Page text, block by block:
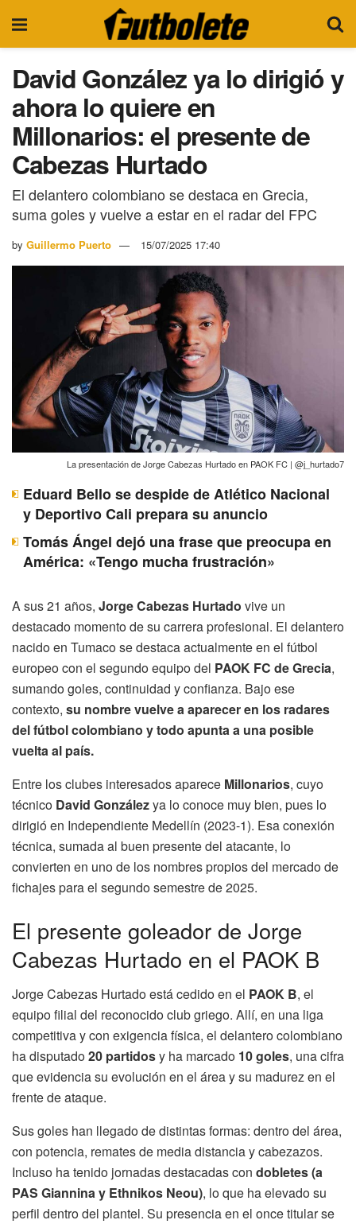
David González ya lo dirigió y
ahora lo quiere en
Millonarios: el presente de
Cabezas Hurtado
El delantero colombiano se destaca en Grecia,
suma goles y vuelve a estar en el radar del FPC
by Guillermo Puerto 15/07/2025 17:40
La presentación de Jorge Cabezas Hurtado en PAOK FC | @j_hurtado7
Eduard Bello se despide de Atlético Nacional
y Deportivo Cali prepara su anuncio
Tomás Ángel dejó una frase que preocupa en
América: «Tengo mucha frustración»
A sus 21 años, Jorge Cabezas Hurtado vive un
destacado momento de su carrera profesional. El delantero
nacido en Tumaco se destaca actualmente en el fútbol
europeo con el segundo equipo del PAOK FC de Grecia,
sumando goles, continuidad y confianza. Bajo ese
contexto, su nombre vuelve a aparecer en los radares
del fútbol colombiano y todo apunta a una posible
vuelta al país.
Entre los clubes interesados aparece Millonarios, cuyo
técnico David Gonzálezya lo conoce muy bien, pues lo
dirigió en Independiente Medellín (2023-1). Esa conexión
técnica, sumada al buen presente del atacante, lo
convierten en uno de los nombres propios del mercado de
fichajes para el segundo semestre de 2025.
El presente goleador de Jorge
Cabezas Hurtado en el PAOK B
Jorge Cabezas Hurtado está cedido en el PAOK B, el
equipo filial del reconocido club griego. Allí, en una liga
competitiva y con exigencia física, el delantero colombiano
ha disputado20 partidosy ha marcado 10 goles, una cifra
que evidencia su evolución en el área y su madurez en el
frente de ataque.
Sus goles han llegado de distintas formas: dentro del área,
con potencia, remates de media distancia y cabezazos.
Incluso ha tenido jornadas destacadas con dobletes (a
PAS Giannina y Ethnikos Neou), lo que ha elevado su
perfil dentro del plantel. Su presencia en el once titular se